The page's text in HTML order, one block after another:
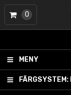
MENY
FÄRGSYSTEM:
0